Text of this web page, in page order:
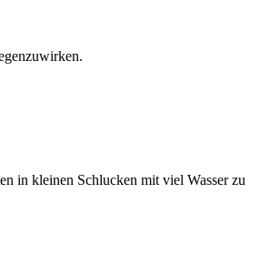
in kleinen Schlucken mit viel Wasser zu